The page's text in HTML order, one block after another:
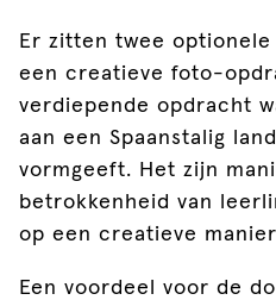
Er zitten twee
een creatieve foto-
verdiepende opdracht
aan een Spaanstalig
vormgeeft. Het zijn
betrokkenheid van
op een creatieve
Een voordeel voor de